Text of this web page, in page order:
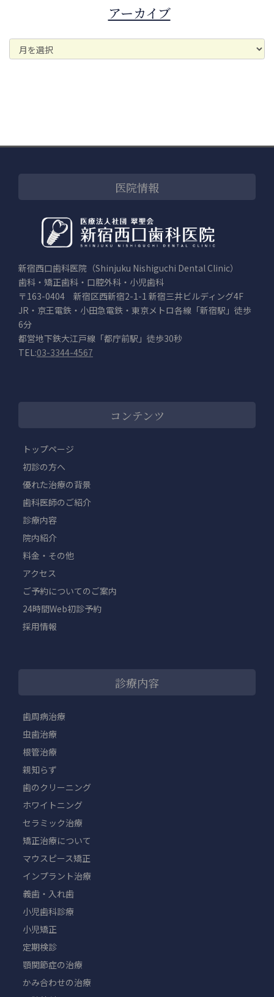
アーカイブ
ー
医院情報
新宿西口歯科医院（Shinjuku Nishiguchi Dental Clinic）
歯科・矯正歯科・口腔外科・小児歯科
〒163-0404 新宿区西新宿2-1-1 新宿三井ビルディング4F
JR・京王電鉄・小田急電鉄・東京メトロ各線「新宿駅」徒歩
6分
都営地下鉄大江戸線「都庁前駅」徒歩30秒
TEL:03-3344-4567
コンテンツ
トップページ
初診の方へ
優れた治療の背景
歯科医師のご紹介
診療内容
院内紹介
料金・その他
アクセス
ご予約についてのご案内
24時間Web初診予約
採用情報
診療内容
歯周病治療
虫歯治療
根管治療
親知らず
歯のクリーニング
ホワイトニング
セラミック治療
矯正治療について
マウスピース矯正
インプラント治療
義歯・入れ歯
小児歯科診療
小児矯正
定期検診
顎関節症の治療
かみ合わせの治療